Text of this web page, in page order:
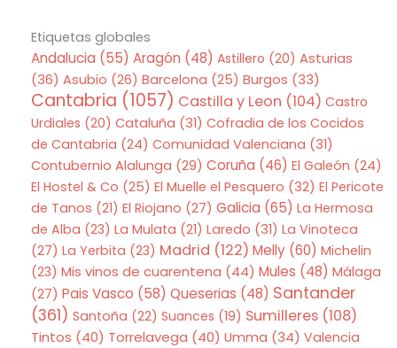
Etiquetas globales
Andalucia (55) Aragón (48) Astillero (20) Asturias
(36) Asubio (26) Barcelona (25) Burgos (33)
Cantabria (1057) Castilla y Leon (104) Castro
Urdiales (20) Cataluña (31) Cofradia de los Cocidos
de Cantabria (24) Comunidad Valenciana (31)
Contubernio Alalunga (29) Coruña (46) El Galeón (24)
El Hostel & Co (25) El Muelle el Pesquero (32) El Pericote
de Tanos (21) El Riojano (27) Galicia (65) La Hermosa
de Alba (23) La Mulata (21) Laredo (31) La Vinoteca
(27) La Yerbita (23) Madrid (122) Melly(60) Michelin
(23) Mis vinos de cuarentena (44) Mules (48) Málaga
(27) Pais Vasco (58) Queserias (48) Santander
(361) Santoña (22) Suances (19) Sumilleres(108)
Tintos (40) Torrelavega (40) Umma (34) Valencia